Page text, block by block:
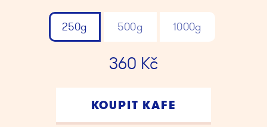
250g 500g 1000g
360 Kč
KOUPIT KAFE